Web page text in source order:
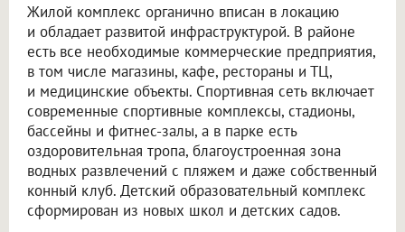
Жилой комплекс органично вписан в локацию
и обладает развитой инфраструктурой. В районе
есть все необходимые коммерческие предприятия,
в том числе магазины, кафе, рестораны и ТЦ,
и медицинские объекты. Спортивная сеть включает
современные спортивные комплексы, стадионы,
бассейны и фитнес-залы, а в парке есть
оздоровительная тропа, благоустроенная зона
водных развлечений с пляжем и даже собственный
конный клуб. Детский образовательный комплекс
сформирован из новых школ и детских садов.